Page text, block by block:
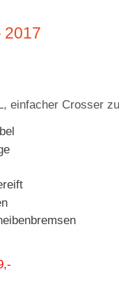
2017
einfacher Crosser